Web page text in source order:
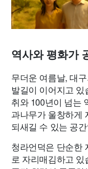
역사와 평화가
무더운 여름날, 대
발길이 이어지고
취와 100년이 넘는
과나무가 울창하게
되새길 수 있는 공
청라언덕은 단순한
로 자리매김하고